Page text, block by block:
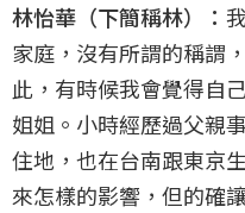
林怡華（下簡稱林）：
家庭，沒有所謂的稱謂
此，有時候我會覺得自
姐姐。小時經歷過父親
住地，也在台南跟東京
來怎樣的影響，但的確